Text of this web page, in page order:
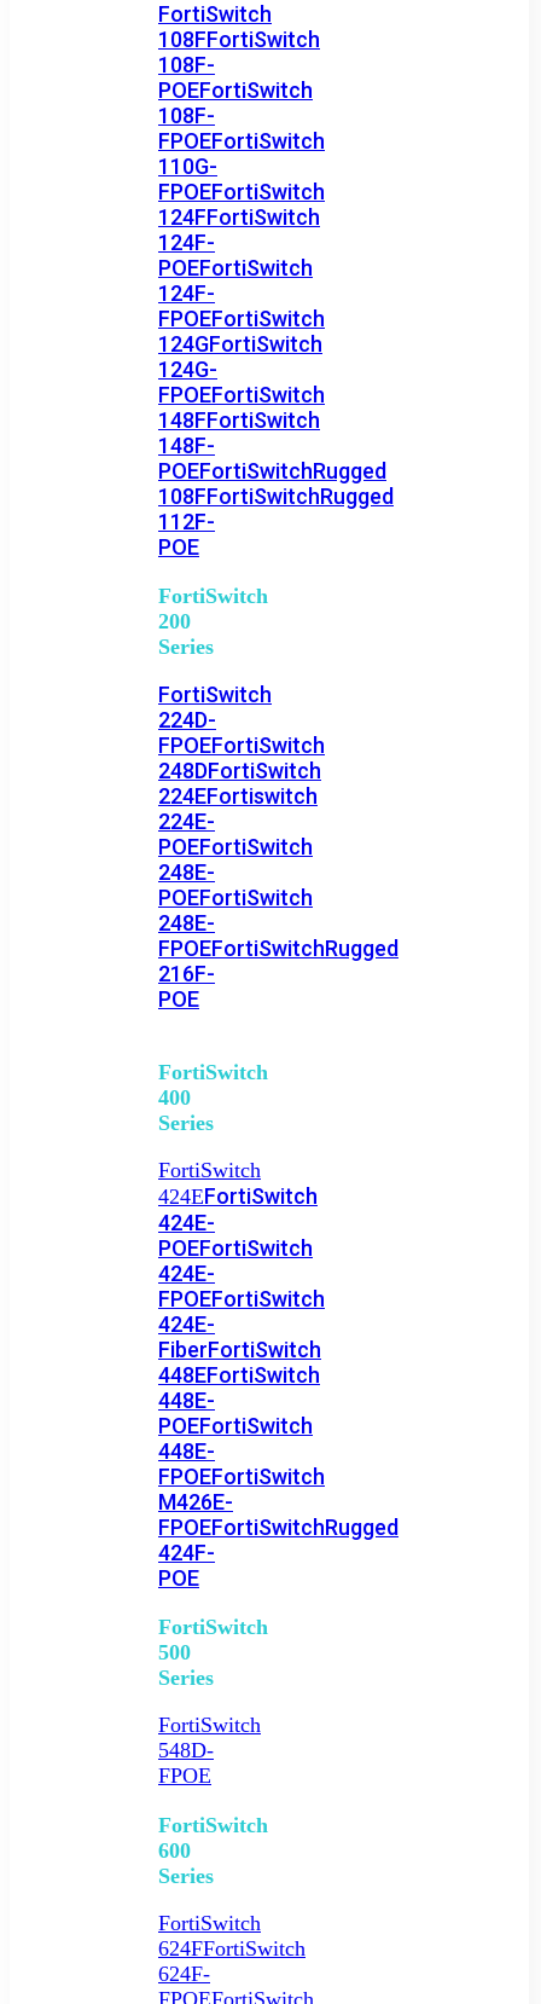
FortiSwitch
108FFortiSwitch
108F-
POEFortiSwitch
108F-
FPOEFortiSwitch
110G-
FPOEFortiSwitch
124FFortiSwitch
124F-
POEFortiSwitch
124F-
FPOEFortiSwitch
124GFortiSwitch
124G-
FPOEFortiSwitch
148FFortiSwitch
148F-
POEFortiSwitchRugged
108FFortiSwitchRugged
112F-
POE
FortiSwitch
200
Series
FortiSwitch
224D-
FPOEFortiSwitch
248DFortiSwitch
224EFortiswitch
224E-
POEFortiSwitch
248E-
POEFortiSwitch
248E-
FPOEFortiSwitchRugged
216F-
POE
FortiSwitch
400
Series
FortiSwitch
424EFortiSwitch
424E-
POEFortiSwitch
424E-
FPOEFortiSwitch
424E-
FiberFortiSwitch
448EFortiSwitch
448E-
POEFortiSwitch
448E-
FPOEFortiSwitch
M426E-
FPOEFortiSwitchRugged
424F-
POE
FortiSwitch
500
Series
FortiSwitch
548D-
FPOE
FortiSwitch
600
Series
FortiSwitch
624FFortiSwitch
624F-
FPOEFortiSwitch